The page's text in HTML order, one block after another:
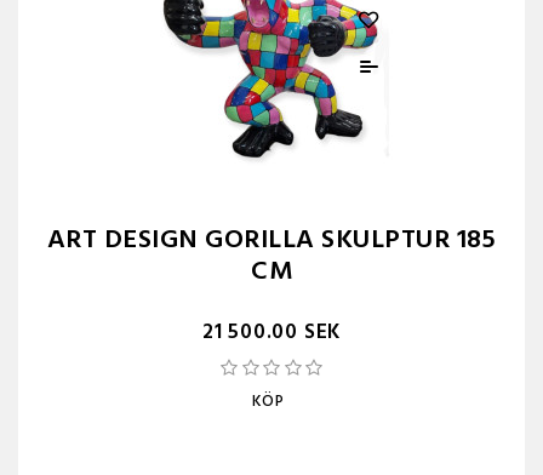
ART DESIGN GORILLA SKULPTUR 185
CM
21 500.00 SEK
KÖP